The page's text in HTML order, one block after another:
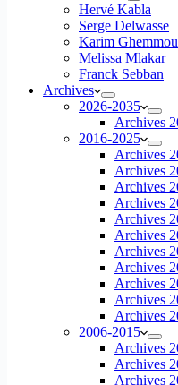
Hervé Kabla
Serge Delwasse
Karim
Melissa Mlakar
Franck Sebban
Archives
2026-2035
Archives
2016-2025
Archives
Archives
Archives
Archives
Archives
Archives
Archives
Archives
Archives
Archives
Archives
2006-2015
Archives
Archives
Archives